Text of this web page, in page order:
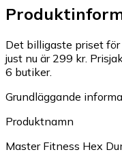
Det billigaste priset
just nu är 299 kr.
6 butiker.
Grundläggande
Produktnamn
Master Fitness Hex